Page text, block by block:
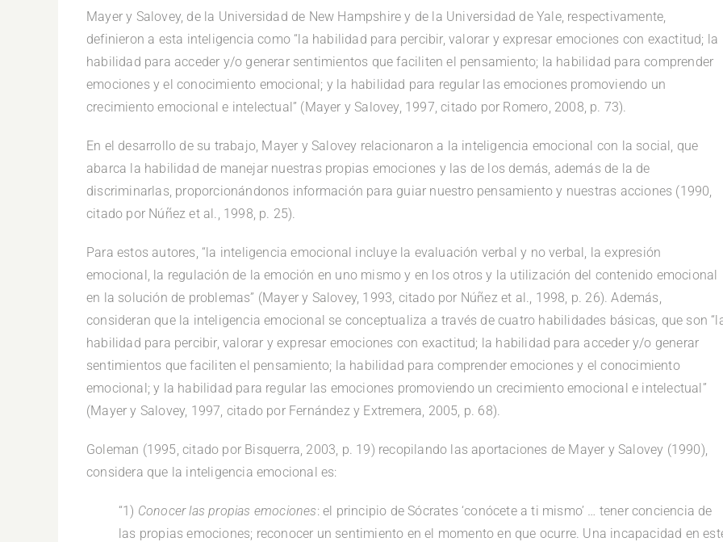
Mayer y Salovey, de la Universidad de New Hampshire y de la Universidad de Yale, respectivamente,
definieron a esta inteligencia como “la habilidad para percibir, valorar y expresar emociones con exactitud; la
habilidad para acceder y/o generar sentimientos que faciliten el pensamiento; la habilidad para comprender
emociones y el conocimiento emocional; y la habilidad para regular las emociones promoviendo un
crecimiento emocional e intelectual” (Mayer y Salovey, 1997, citado por Romero, 2008, p. 73).
En el desarrollo de su trabajo, Mayer y Salovey relacionaron a la inteligencia emocional con la social, que
abarca la habilidad de manejar nuestras propias emociones y las de los demás, además de la de
discriminarlas, proporcionándonos información para guiar nuestro pensamiento y nuestras acciones (1990,
citado por Núñez et al., 1998, p. 25).
Para estos autores, “la inteligencia emocional incluye la evaluación verbal y no verbal, la expresión
emocional, la regulación de la emoción en uno mismo y en los otros y la utilización del contenido emocional
en la solución de problemas” (Mayer y Salovey, 1993, citado por Núñez et al., 1998, p. 26). Además,
consideran que la inteligencia emocional se conceptualiza a través de cuatro habilidades básicas, que son
habilidad para percibir, valorar y expresar emociones con exactitud; la habilidad para acceder y/o generar
sentimientos que faciliten el pensamiento; la habilidad para comprender emociones y el conocimiento
emocional; y la habilidad para regular las emociones promoviendo un crecimiento emocional e intelectual”
(Mayer y Salovey, 1997, citado por Fernández y Extremera, 2005, p. 68).
Goleman (1995, citado por Bisquerra, 2003, p. 19) recopilando las aportaciones de Mayer y Salovey (1990),
considera que la inteligencia emocional es:
“1) Conocer las propias emociones: el principio de Sócrates ‘conócete a ti mismo’ … tener conciencia de
las propias emociones; reconocer un sentimiento en el momento en que ocurre. Una incapacidad en